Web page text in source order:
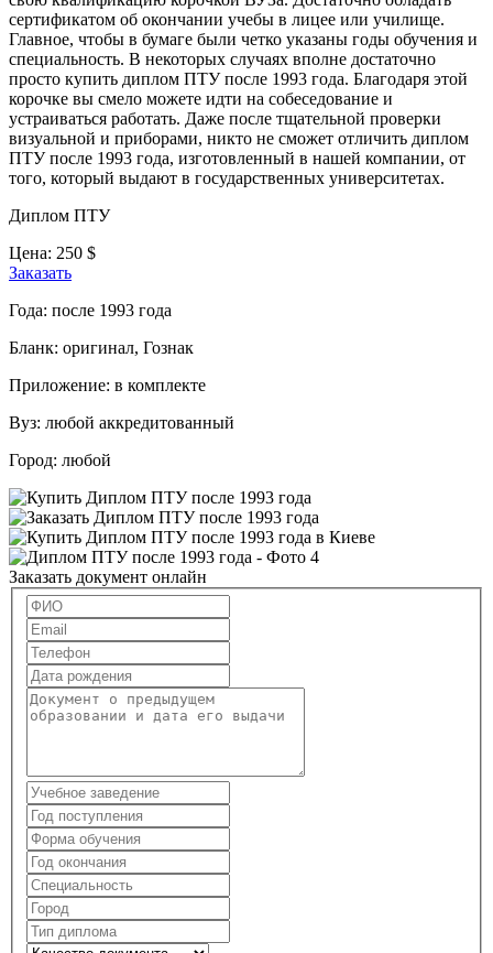
сертификатом об окончании учебы в лицее или училище.
Главное, чтобы в бумаге были четко указаны годы обучения и
специальность. В некоторых случаях вполне достаточно
просто купить диплом ПТУ после 1993 года. Благодаря этой
корочке вы смело можете идти на собеседование и
устраиваться работать. Даже после тщательной проверки
визуальной и приборами, никто не сможет отличить диплом
ПТУ после 1993 года, изготовленный в нашей компании, от
того, который выдают в государственных университетах.
Диплом ПТУ
Цена: 250 $
Заказать
Года: после 1993 года
Бланк: оригинал, Гознак
Приложение: в комплекте
Вуз: любой аккредитованный
Город: любой
Заказать документ онлайн